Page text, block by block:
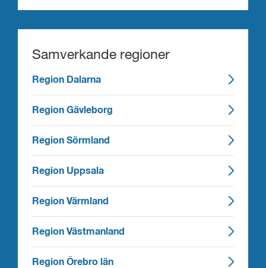
Samverkande regioner
Region Dalarna
Region Gävleborg
Region Sörmland
Region Uppsala
Region Värmland
Region Västmanland
Region Örebro län